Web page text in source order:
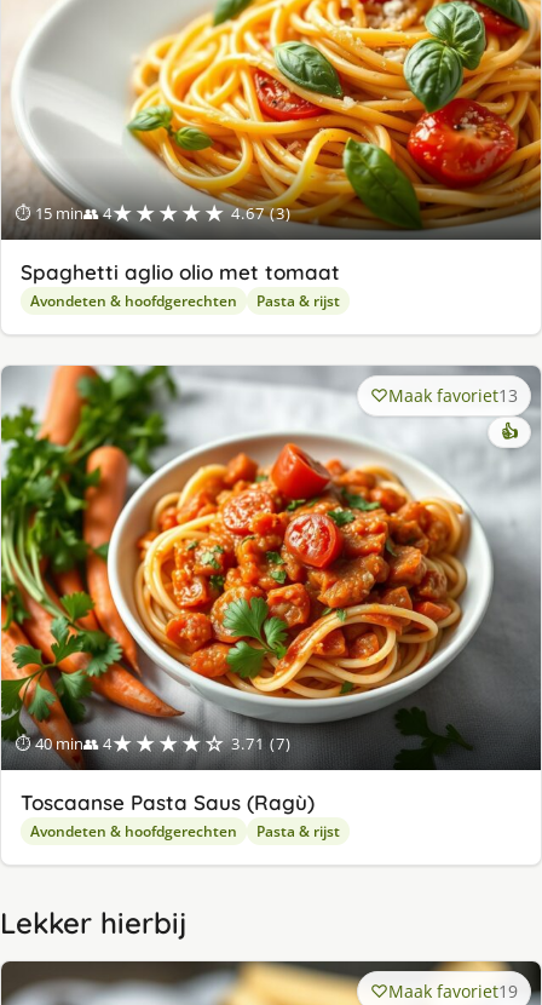
⏱ 15 min👥 4★★★★★ 4.67 (3)
Spaghetti aglio olio met tomaat
Avondeten & hoofdgerechten Pasta & rijst
⏱ 40 min👥 4★★★★☆ 3.71 (7)
Maak favoriet13
👍
Toscaanse Pasta Saus (Ragù)
Avondeten & hoofdgerechten Pasta & rijst
Lekker hierbij
Maak favoriet19